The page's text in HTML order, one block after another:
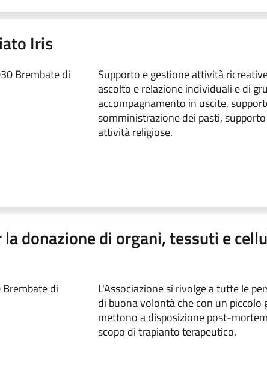
Iris
Brembate di
Supporto e gestione attività
ascolto e relazione individuali e di
accompagnamento in uscite,
somministrazione dei pasti,
attività religiose.
donazione di organi, tessuti e
di
L'Associazione si rivolge a tutte le
di buona volontà che con un piccolo
mettono a disposizione post-
scopo di trapianto terapeutico.